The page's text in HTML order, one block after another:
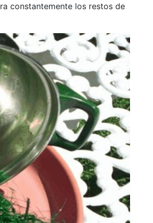
constantemente los restos de